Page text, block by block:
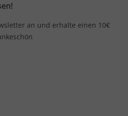
an und erhalte einen 10€